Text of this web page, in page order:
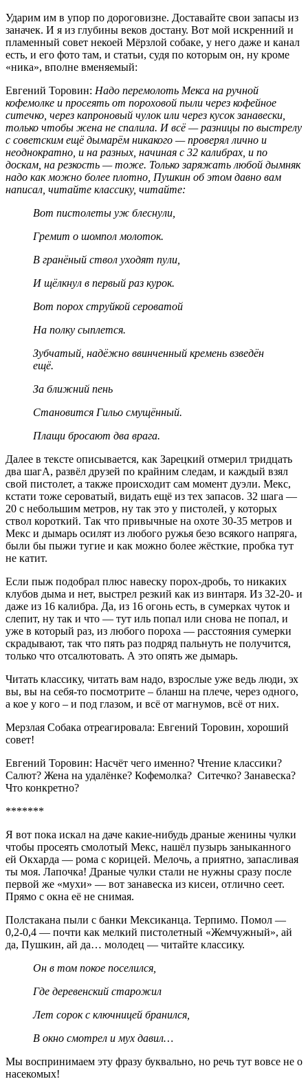
Ударим им в упор по дороговизне. Доставайте свои запасы из
заначек. И я из глубины веков достану. Вот мой искренний и
пламенный совет некоей Мёрзлой собаке, у него даже и канал
есть, и его фото там, и статьи, судя по которым он, ну кроме
«ника», вполне вменяемый:
Евгений Торовин: Надо перемолоть Мекса на ручной
кофемолке и просеять от пороховой пыли через кофейное
ситечко, через капроновый чулок или через кусок занавески,
только чтобы жена не спалила. И всё — разницы по выстрелу
с советским ещё дымарём никакого — проверял лично и
неоднократно, и на разных, начиная с 32 калибрах, и по
доскам, на резкость — тоже. Только заряжать любой дымняк
надо как можно более плотно, Пушкин об этом давно вам
написал, читайте классику, читайте:
Вот пистолеты уж блеснули,
Гремит о шомпол молоток.
В гранёный ствол уходят пули,
И щёлкнул в первый раз курок.
Вот порох струйкой сероватой
На полку сыплется.
Зубчатый, надёжно ввинченный кремень взведён
ещё.
За ближний пень
Становится Гильо смущённый.
Плащи бросают два врага.
Далее в тексте описывается, как Зарецкий отмерил тридцать
два шагА, развёл друзей по крайним следам, и каждый взял
свой пистолет, а также происходит сам момент дуэли. Мекс,
кстати тоже сероватый, видать ещё из тех запасов. 32 шага —
20 с небольшим метров, ну так это у пистолей, у которых
ствол короткий. Так что привычные на охоте 30-35 метров и
Мекс и дымарь осилят из любого ружья безо всякого напряга,
были бы пыжи тугие и как можно более жёсткие, пробка тут
не катит.
Если пыж подобрал плюс навеску порох-дробь, то никаких
клубов дыма и нет, выстрел резкий как из винтаря. Из 32-20- и
даже из 16 калибра. Да, из 16 огонь есть, в сумерках чуток и
слепит, ну так и что — тут иль попал или снова не попал, и
уже в который раз, из любого пороха — расстояния сумерки
скрадывают, так что пять раз подряд пальнуть не получится,
только что отсалютовать. А это опять же дымарь.
Читать классику, читать вам надо, взрослые уже ведь люди, эх
вы, вы на себя-то посмотрите – бланш на плече, через одного,
а кое у кого – и под глазом, и всё от магнумов, всё от них.
Мерзлая Собака отреагировала: Евгений Торовин, хороший
совет!
Евгений Торовин: Насчёт чего именно? Чтение классики?
Салют? Жена на удалёнке? Кофемолка? Ситечко? Занавеска?
Что конкретно?
*******
Я вот пока искал на даче какие-нибудь драные женины чулки
чтобы просеять смолотый Мекс, нашёл пузырь заныканного
ей Окхарда — рома с корицей. Мелочь, а приятно, запасливая
ты моя. Лапочка! Драные чулки стали не нужны сразу после
первой же «мухи» — вот занавеска из кисеи, отлично сеет.
Прямо с окна её не снимая.
Полстакана пыли с банки Мексиканца. Терпимо. Помол —
0,2-0,4 — почти как мелкий пистолетный «Жемчужный», ай
да, Пушкин, ай да… молодец — читайте классику.
Он в том покое поселился,
Где деревенский старожил
Лет сорок с ключницей бранился,
В окно смотрел и мух давил…
Мы воспринимаем эту фразу буквально, но речь тут вовсе не о
насекомых!